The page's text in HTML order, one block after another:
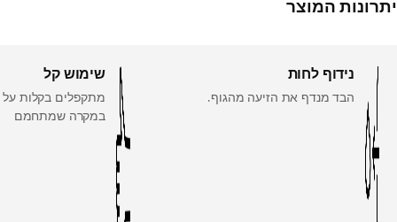
יתרונות המוצר
נידוף לחות
הבד מנדף את הזיעה מהגוף.
שימוש קל
מתקפלים בקלות
במקרה שמתחמם